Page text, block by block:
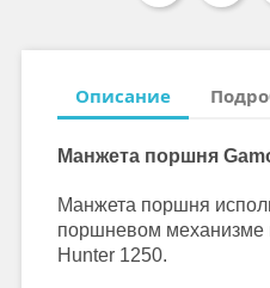
Описание
Манжета поршня
Манжета поршня
поршневом механизме
Hunter 1250.